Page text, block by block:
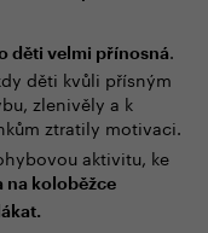
děti velmi přínosná.
děti kvůli přísným
zlenivěly a k
ztratily motivaci.
aktivitu, ke
na koloběžce